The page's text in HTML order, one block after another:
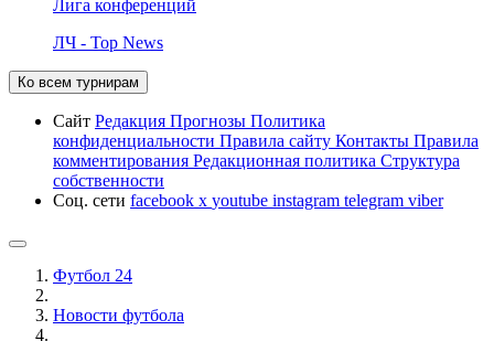
Лига конференций
ЛЧ - Top News
Ко всем турнирам
Сайт Редакция Прогнозы Политика
конфиденциальности Правила сайту Контакты Правила
комментирования Редакционная политика Структура
собственности
Соц. сети facebook x youtube instagram telegram viber
Футбол 24
Новости футбола